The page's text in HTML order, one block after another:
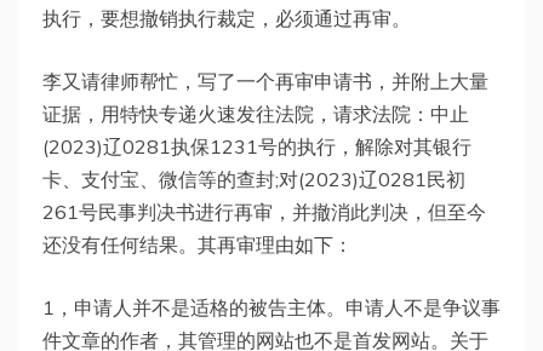
执行，要想撤销执行裁定，必须通过再审。
李又请律师帮忙，写了一个再审申请书，并附上大量
证据，用特快专递火速发往法院，请求法院：中止
(2023)辽0281执保1231号的执行，解除对其银行
卡、支付宝、微信等的查封;对(2023)辽0281民初
261号民事判决书进行再审，并撤消此判决，但至今
还没有任何结果。其再审理由如下：
1，申请人并不是适格的被告主体。申请人不是争议事
件文章的作者，其管理的网站也不是首发网站。关于